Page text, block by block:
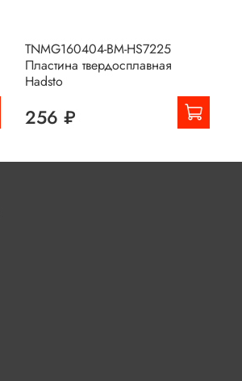
TNMG160404-BM-HS7225
Пластина твердосплавная
Hadsto
256 ₽